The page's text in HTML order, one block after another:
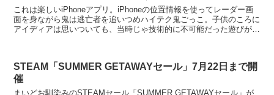
これは楽しいiPhoneアプリ。iPhoneの位置情報を使ってレーダー画
面を身ながら鬼は逃亡者を追いつめハイテク鬼ごっこ。子供のころに
アイディアは思いついても、当時じゃ技術的に不可能だった遊びが
STEAM「SUMMER GETAWAYセール」7月22日まで開
催
まいどお馴染みのSTEAMセール「SUMMER GETAWAYセール」が